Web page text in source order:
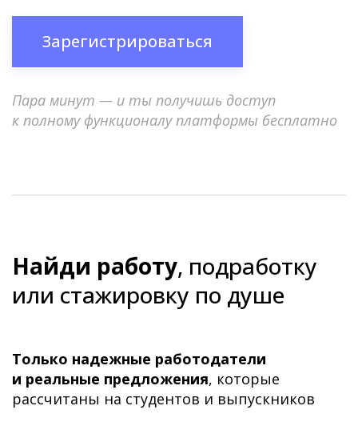
Зарегистрироваться
Пара минут — и ты получишь доступ
к полному функционалу платформы бесплатно
Найди работу, подработку
или стажировку по душе
Только надежные работодатели
и реальные предложения, которые
рассчитаны на студентов и выпускников